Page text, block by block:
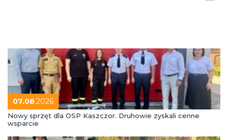
07.08.2026
Nowy sprzęt dla OSP Kaszczor. Druhowie zyskali cenne
wsparcie